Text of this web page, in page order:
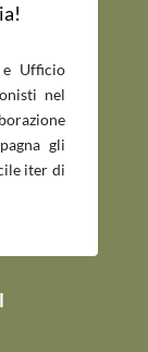
e Ufficio
nel
gli
iter di